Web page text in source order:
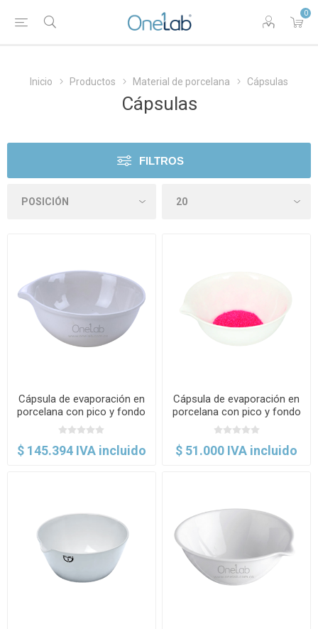
0
Inicio Productos Material de porcelana Cápsulas
Cápsulas
FILTROS
Cápsula de evaporación en
porcelana con pico y fondo
redondo. Coorstek
$ 145.394 IVA incluido
Cápsula de evaporación en
porcelana con pico y fondo
redondo. Eisco
$ 51.000 IVA incluido